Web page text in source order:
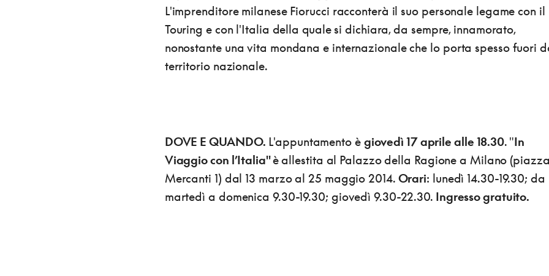
L'imprenditore milanese Fiorucci racconterà il suo personale legame con il
Touring e con l'Italia della quale si dichiara, da sempre, innamorato,
nonostante una vita mondana e internazionale che lo porta spesso fuori
territorio nazionale.
DOVE E QUANDO. L'appuntamento è giovedì 17 aprile alle 18.30. "In
Viaggio con l’Italia"è allestita al Palazzo della Ragione a Milano
Mercanti 1) dal 13 marzo al 25 maggio 2014. Orari: lunedì 14.30-19.30; da
martedì a domenica 9.30-19.30; giovedì 9.30-22.30. Ingresso gratuito.